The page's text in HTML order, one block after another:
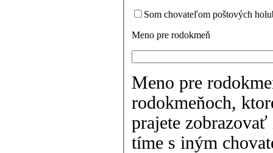
Som chovateľom poštových
Meno pre rodokmeň
Meno pre
rodokmeňoch,
prajete zobrazovať
tíme s iným